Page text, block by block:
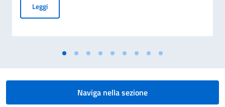
Leggi8 Agosto - Giornata nazionale del sacrificio del lavoro
Naviga nella sezione